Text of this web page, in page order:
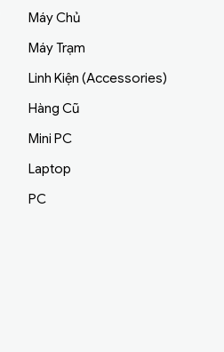
Máy Chủ
Máy Trạm
Linh Kiện (Accessories)
Hàng Cũ
Mini PC
Laptop
PC